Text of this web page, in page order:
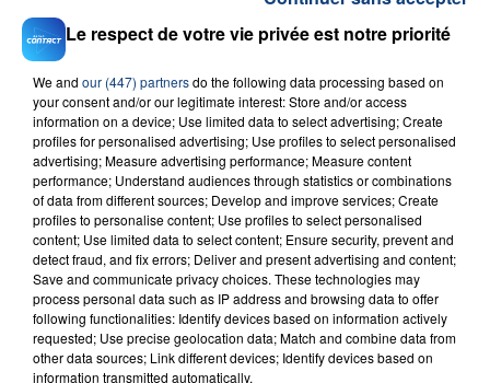
FIL D'ACTU
23 juillet 2026
INCENDIE MORTEL À LENS : UNE FEMME ET
SON BÉBÉ ENTRE LA VIE ET LA...
Un homme s'est immolé par le feu après avoir
aspergé sa compagne et leur bébé de trois mois
Le respect de votre vie privée est notre priorité
We and our (447) partnersdo the following data processing based on
your consent and/or our legitimate interest: Store and/or access
information on a device; Use limited data to select advertising; Create
profiles for personalised advertising; Use profiles to select personalised
advertising; Measure advertising performance; Measure content
performance; Understand audiences through statistics or combinations
of data from different sources; Develop and improve services; Create
profiles to personalise content; Use profiles to select personalised
content; Use limited data to select content; Ensure security, prevent and
detect fraud, and fix errors; Deliver and present advertising and content;
Save and communicate privacy choices. These technologies may
process personal data such as IP address and browsing data to offer
following functionalities: Identify devices based on information actively
requested; Use precise geolocation data; Match and combine data from
other data sources; Link different devices; Identify devices based on
information transmitted automatically.